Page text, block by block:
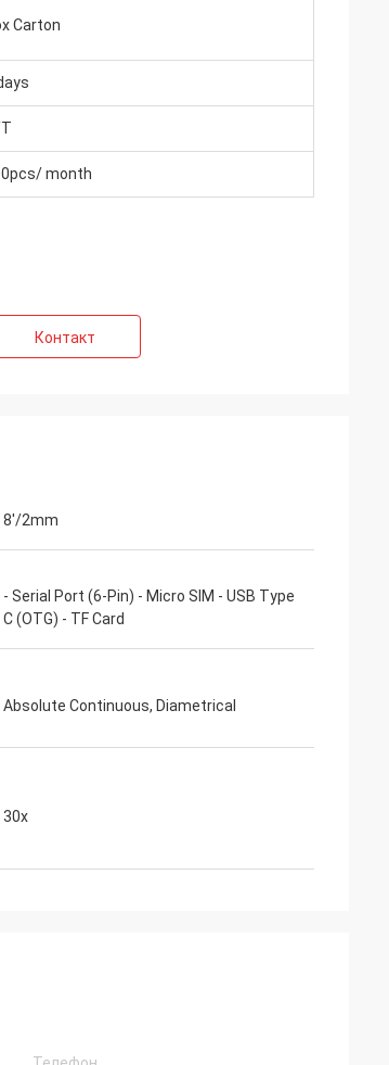
Carton
month
Контакт
8'/2mm
- Serial Port (6-Pin) - Micro SIM - USB Type
C (OTG) - TF Card
Absolute Continuous, Diametrical
30x